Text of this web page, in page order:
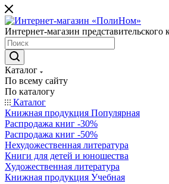
Интернет-магазин представительского
Каталог
По всему сайту
По каталогу
Каталог
Книжная продукция Популярная
Распродажа книг -30%
Распродажа книг -50%
Нехудожественная литература
Книги для детей и юношества
Художественная литература
Книжная продукция Учебная